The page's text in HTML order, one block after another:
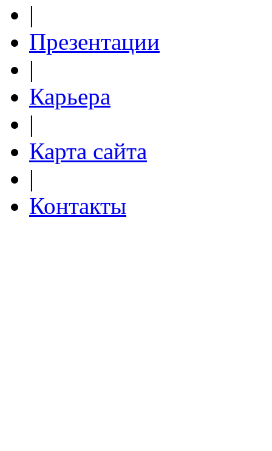
|
Презентации
|
Карьера
|
Карта сайта
|
Контакты